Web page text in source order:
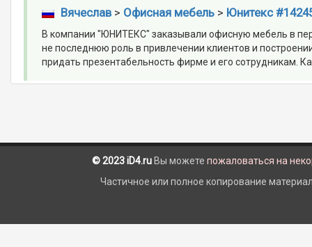
Вячеслав> Офисная мебель> Юнитекс
В компании "ЮНИТЕКС" заказывали офисную мебель в
не последнюю роль в привлечении клиентов и
придать презентабельность фирме и его сотрудникам.
© 2023 iD4.ru Вы можете пожаловаться на
Частичное или полное копирование